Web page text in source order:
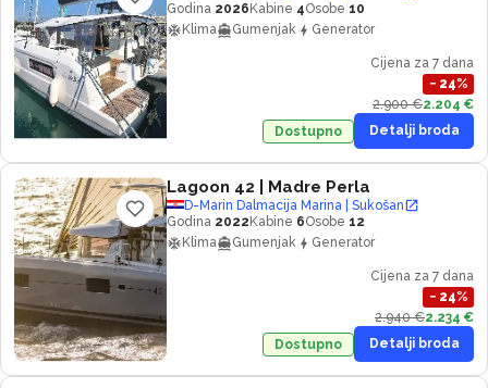
Godina 2026 Kabine 4Osobe 10
Klima
Gumenjak Generator
Cijena za 7 dana
− 24%
2.900 €2.204 €
Dostupno
Detalji broda
Lagoon 42 | Madre Perla
D-Marin Dalmacija Marina | Sukošan
Godina 2022 Kabine 6Osobe 12
Klima
Gumenjak Generator
Cijena za 7 dana
− 24%
2.940 €2.234 €
Dostupno
Detalji broda